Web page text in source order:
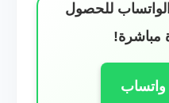
للحصول
مباشرة!
واتساب